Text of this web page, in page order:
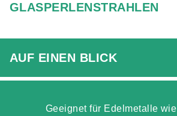
GLASPERLENSTRAHLEN
AUF EINEN BLICK
Geeignet für Edelmetalle wie